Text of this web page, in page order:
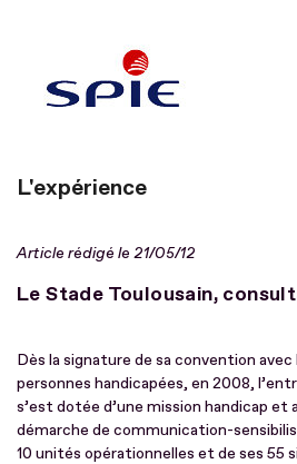
L'expérience
Article rédigé le 21/05/12
Le Stade Toulousain,
Dès la signature de sa convention avec
personnes handicapées, en 2008,
s’est dotée d’une mission handicap
démarche de communication-
10 unités opérationnelles et de ses 55